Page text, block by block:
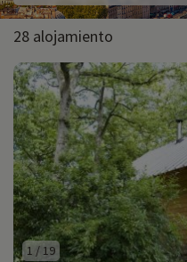
Eiffel y
28 alojamiento
1 / 19